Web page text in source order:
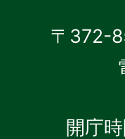
〒372-
開庁